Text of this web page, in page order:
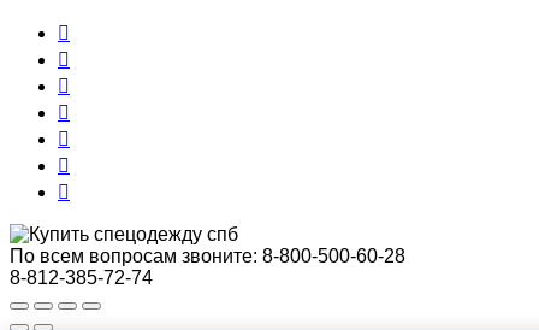
По всем вопросам звоните: 8-800-500-60-28
8-812-385-72-74